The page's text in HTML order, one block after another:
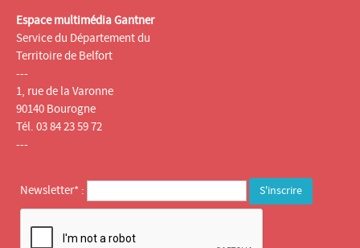
Espace multimédia Gantner
Service du Département du
Territoire de Belfort
---
1, rue de la Varonne
90140 Bourogne
Tél. 03 84 23 59 72
---
Newsletter* :